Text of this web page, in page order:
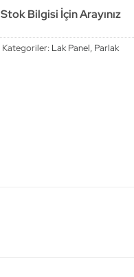
Stok Bilgisi İçin Arayınız
Kategoriler: Lak Panel, Parlak